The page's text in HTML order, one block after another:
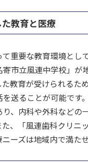
教育と医療
重要な教育環境とし
市立風連中学校」が
教育が受けられるた
送ることが可能です
、内科や外科などの
、「風連歯科クリニ
ーズは地域内で満た